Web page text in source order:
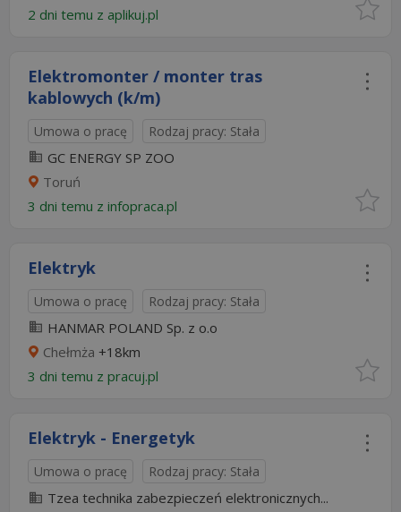
2 dni temu z aplikuj.pl
Elektromonter / monter tras
kablowych (k/m)
Umowa o pracę Rodzaj pracy: Stała
GC ENERGY SP ZOO
Toruń
3 dni temu z infopraca.pl
Elektryk
Umowa o pracę Rodzaj pracy: Stała
HANMAR POLAND Sp. z o.o
Chełmża +18km
3 dni temu z pracuj.pl
Elektryk - Energetyk
Umowa o pracę Rodzaj pracy: Stała
Tzea technika zabezpieczeń elektronicznych...